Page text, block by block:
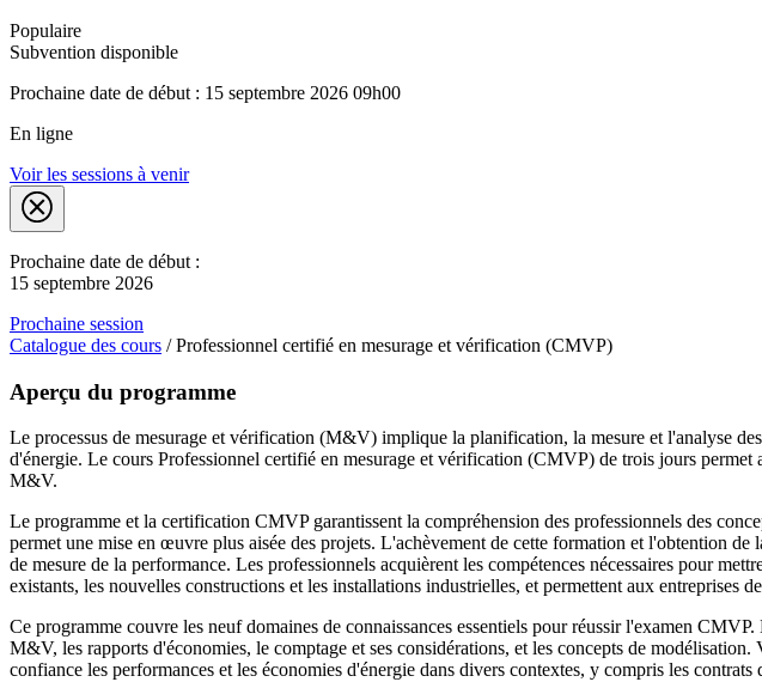
Populaire
Subvention disponible
Prochaine date de début : 15 septembre 2026 09h00
En ligne
Voir les sessions à venir
Prochaine date de début :
15 septembre 2026
Prochaine session
Catalogue des cours / Professionnel certifié en mesurage et vérification (CMVP)
Aperçu du programme
Le processus de mesurage et vérification (M&V) implique la planification, la mesure et l'analyse
d'énergie. Le cours Professionnel certifié en mesurage et vérification (CMVP) de trois jours
M&V.
Le programme et la certification CMVP garantissent la compréhension des professionnels des
permet une mise en œuvre plus aisée des projets. L'achèvement de cette formation et l'obtention
de mesure de la performance. Les professionnels acquièrent les compétences nécessaires pour
existants, les nouvelles constructions et les installations industrielles, et permettent aux entreprises
Ce programme couvre les neuf domaines de connaissances essentiels pour réussir l'examen
M&V, les rapports d'économies, le comptage et ses considérations, et les concepts de
confiance les performances et les économies d'énergie dans divers contextes, y compris les